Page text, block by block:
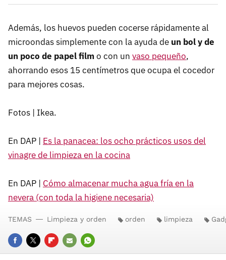
Además, los huevos pueden cocerse rápidamente al
microondas simplemente con la ayuda de un bol y de
un poco de papel filmo con un vaso pequeño,
ahorrando esos 15 centímetros que ocupa el cocedor
para mejores cosas.
Fotos | Ikea.
En DAP | Es la panacea: los ocho prácticos usos del
vinagre de limpieza en la cocina
En DAP | Cómo almacenar mucha agua fría en la
nevera (con toda la higiene necesaria)
FACEBOOK
TWITTERFLIPBOARD
E- WHATSAPP
TEMAS Limpieza y orden orden limpieza